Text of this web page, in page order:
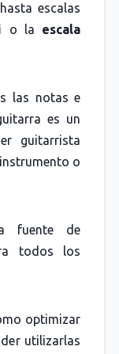
escalas
o la escala
las notas e
es un
guitarrista
o
fuente de
todos los
optimizar
utilizarlas